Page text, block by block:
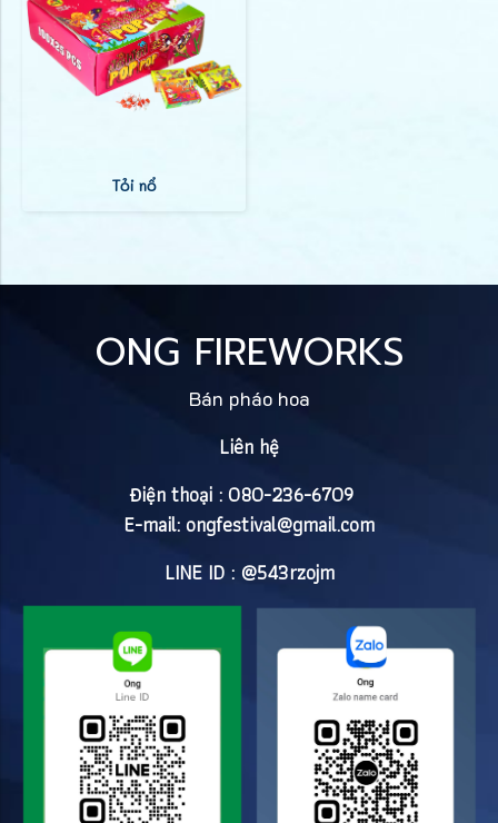
Tỏi nổ
ONG FIREWORKS
Bán pháo hoa
Liên hệ
Điện thoại : 080-236-6709
E-mail: ongfestival@gmail.com
LINE ID : @543rzojm